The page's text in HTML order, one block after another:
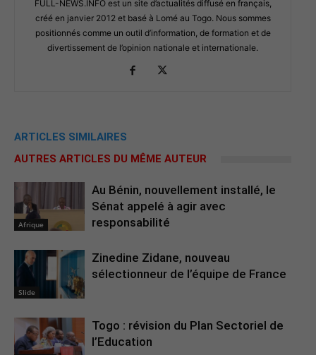
FULL-NEWS.INFO est un site d’actualités diffusé en français,
créé en janvier 2012 et basé à Lomé au Togo. Nous sommes
positionnés comme un outil d’information, de formation et de
divertissement de l’opinion nationale et internationale.
ARTICLES SIMILAIRES
AUTRES ARTICLES DU MÊME AUTEUR
Afrique
Au Bénin, nouvellement installé, le
Sénat appelé à agir avec
responsabilité
Slide
Zinedine Zidane, nouveau
sélectionneur de l’équipe de France
Togo : révision du Plan Sectoriel de
l’Education